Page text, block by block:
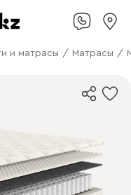
и матрасы / Матрасы /